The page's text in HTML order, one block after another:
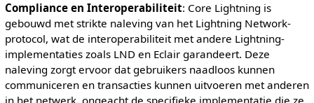
Compliance en Interoperabiliteit: Core Lightning is
gebouwd met strikte naleving van het Lightning Network-
protocol, wat de interoperabiliteit met andere Lightning-
implementaties zoals LND en Eclair garandeert. Deze
naleving zorgt ervoor dat gebruikers naadloos kunnen
communiceren en transacties kunnen uitvoeren met anderen